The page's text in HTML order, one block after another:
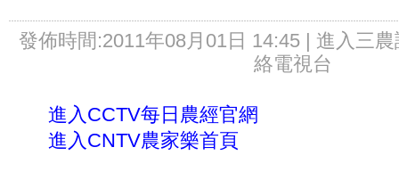
發佈時間:2011年08月01日 14:45 | 進入三
絡電視台
進入CCTV每日農經官網
進入CNTV農家樂首頁